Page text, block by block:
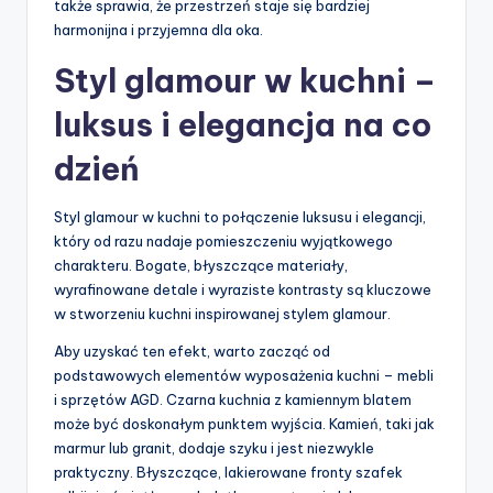
także sprawia, że przestrzeń staje się bardziej
harmonijna i przyjemna dla oka.
Styl glamour w kuchni –
luksus i elegancja na co
dzień
Styl glamour w kuchni to połączenie luksusu i elegancji,
który od razu nadaje pomieszczeniu wyjątkowego
charakteru. Bogate, błyszczące materiały,
wyrafinowane detale i wyraziste kontrasty są kluczowe
w stworzeniu kuchni inspirowanej stylem glamour.
Aby uzyskać ten efekt, warto zacząć od
podstawowych elementów wyposażenia kuchni – mebli
i sprzętów AGD. Czarna kuchnia z kamiennym blatem
może być doskonałym punktem wyjścia. Kamień, taki jak
marmur lub granit, dodaje szyku i jest niezwykle
praktyczny. Błyszczące, lakierowane fronty szafek